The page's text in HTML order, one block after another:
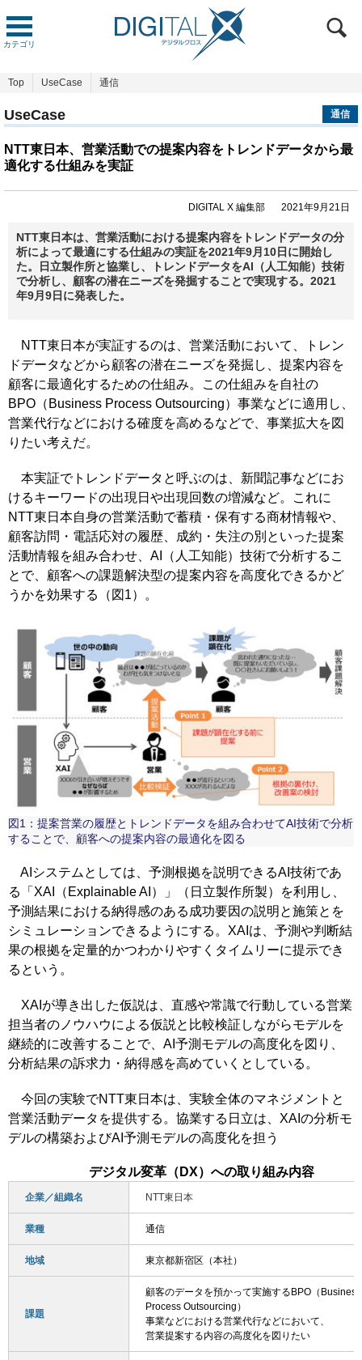
カテゴリ
Top UseCase 通信
UseCase 通信
NTT東日本、営業活動での提案内容をトレンドデータから最
適化する仕組みを実証
DIGITAL X 編集部 2021年9月21日
NTT東日本は、営業活動における提案内容をトレンドデータの分
析によって最適にする仕組みの実証を2021年9月10日に開始し
た。日立製作所と協業し、トレンドデータをAI（人工知能）技術
で分析し、顧客の潜在ニーズを発掘することで実現する。2021
年9月9日に発表した。
NTT東日本が実証するのは、営業活動において、トレン
ドデータなどから顧客の潜在ニーズを発掘し、提案内容を
顧客に最適化するための仕組み。この仕組みを自社の
BPO（Business Process Outsourcing）事業などに適用し、
営業代行などにおける確度を高めるなどで、事業拡大を図
りたい考えだ。
本実証でトレンドデータと呼ぶのは、新聞記事などにお
けるキーワードの出現日や出現回数の増減など。これに
NTT東日本自身の営業活動で蓄積・保有する商材情報や、
顧客訪問・電話応対の履歴、成約・失注の別といった提案
活動情報を組み合わせ、AI（人工知能）技術で分析するこ
とで、顧客への課題解決型の提案内容を高度化できるかど
うかを効果する（図1）。
図1：提案営業の履歴とトレンドデータを組み合わせてAI技術で分析
することで、顧客への提案内容の最適化を図る
AIシステムとしては、予測根拠を説明できるAI技術であ
る「XAI（Explainable AI）」（日立製作所製）を利用し、
予測結果における納得感のある成功要因の説明と施策とを
シミュレーションできるようにする。XAIは、予測や判断結
果の根拠を定量的かつわかりやすくタイムリーに提示でき
るという。
XAIが導き出した仮説は、直感や常識で行動している営業
担当者のノウハウによる仮説と比較検証しながらモデルを
継続的に改善することで、AI予測モデルの高度化を図り、
分析結果の訴求力・納得感を高めていくとしている。
今回の実験でNTT東日本は、実験全体のマネジメントと
営業活動データを提供する。協業する日立は、XAIの分析モ
デルの構築およびAI予測モデルの高度化を担う
デジタル変革（DX）への取り組み内容
企業／組織名 NTT東日本
業種 通信
地域 東京都新宿区（本社）
課題
顧客のデータを預かって実施するBPO（Business
Process Outsourcing）
事業などにおける営業代行などにおいて、
営業提案する内容の高度化を図りたい